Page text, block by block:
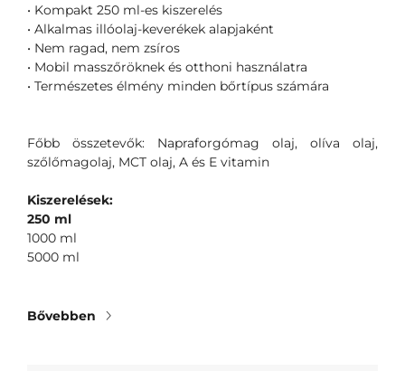
• Kompakt 250 ml-es kiszerelés
• Alkalmas illóolaj-keverékek alapjaként
• Nem ragad, nem zsíros
• Mobil masszőröknek és otthoni használatra
• Természetes élmény minden bőrtípus számára
Főbb összetevők: Napraforgómag olaj, olíva olaj,
szőlőmagolaj, MCT olaj, A és E vitamin
Kiszerelések:
250 ml
1000 ml
5000 ml
Bővebben